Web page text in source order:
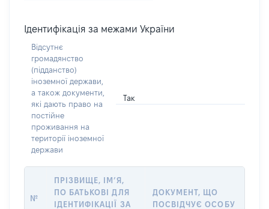
Ідентифікація за межами України
Відсутнє
громадянство
(підданство)
іноземної держави,
а також документи,
які дають право на
постійне
проживання на
території іноземної
держави
Так
№
ПРІЗВИЩЕ, ІМ’Я,
ПО БАТЬКОВІ ДЛЯ
ІДЕНТИФІКАЦІЇ ЗА
ДОКУМЕНТ, ЩО
ПОСВІДЧУЄ ОСОБУ